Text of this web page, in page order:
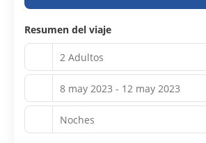
Resumen del viaje
2 Adultos
8 may 2023 - 12 may 2023
Noches